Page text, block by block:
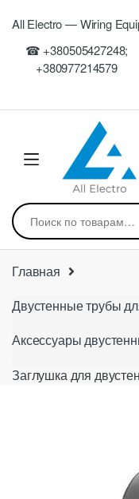
navigation
content
All Electro — Wiring
☎ +380505427248;
+380977214579
Искать:
Главная
Двустенные трубы
Аксессуары
Заглушка для